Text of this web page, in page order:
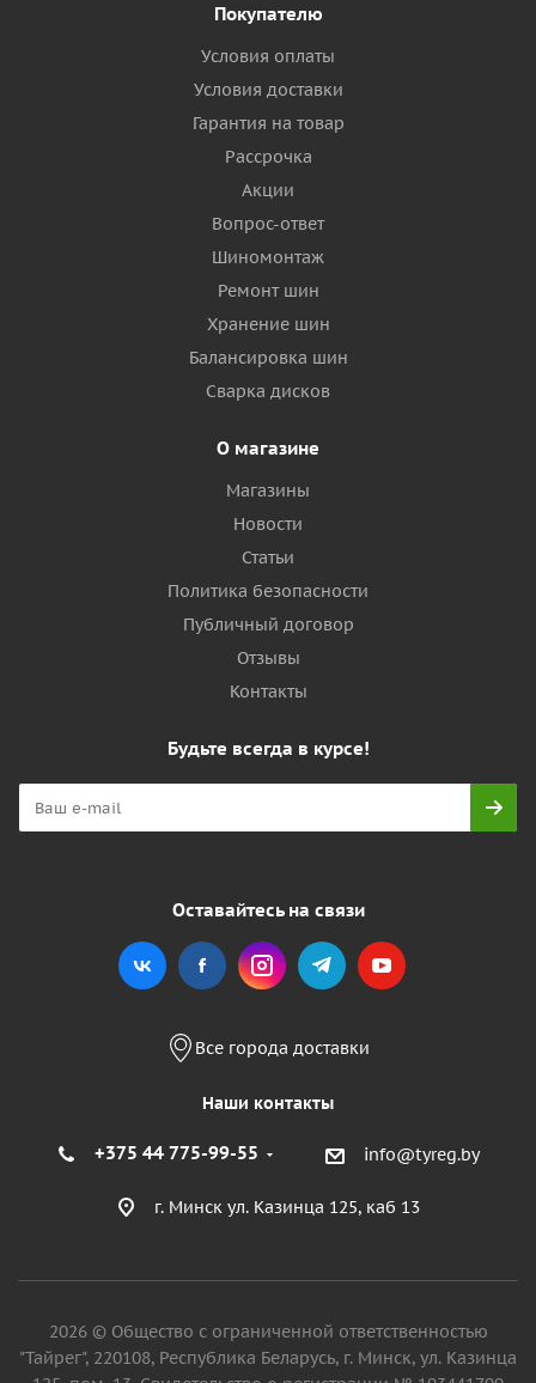
Покупателю
Условия оплаты
Условия доставки
Гарантия на товар
Рассрочка
Акции
Вопрос-ответ
Шиномонтаж
Ремонт шин
Хранение шин
Балансировка шин
Сварка дисков
О магазине
Магазины
Новости
Статьи
Политика безопасности
Публичный договор
Отзывы
Контакты
Будьте всегда в курсе!
Оставайтесь на связи
Все города доставки
Наши контакты
+375 44 775-99-55 info@tyreg.by
г. Минск ул. Казинца 125, каб 13
2026 © Общество с ограниченной ответственностью
"Тайрег", 220108, Республика Беларусь, г. Минск, ул. Казинца